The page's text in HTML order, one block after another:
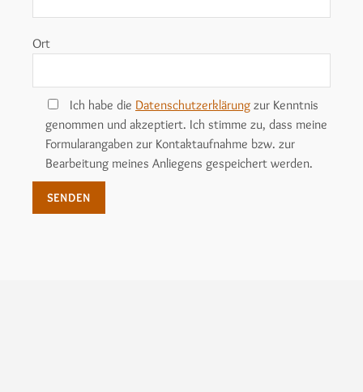
Ort
Ich habe die Datenschutzerklärung zur Kenntnis
genommen und akzeptiert. Ich stimme zu, dass meine
Formularangaben zur Kontaktaufnahme bzw. zur
Bearbeitung meines Anliegens gespeichert werden.